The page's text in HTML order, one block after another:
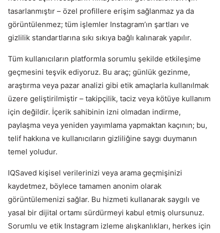
tasarlanmıştır – özel profillere erişim sağlanmaz ya da
görüntülenmez; tüm işlemler Instagram’ın şartları ve
gizlilik standartlarına sıkı sıkıya bağlı kalınarak yapılır.
Tüm kullanıcıların platformla sorumlu şekilde etkileşime
geçmesini teşvik ediyoruz. Bu araç; günlük gezinme,
araştırma veya pazar analizi gibi etik amaçlarla kullanılmak
üzere geliştirilmiştir – takipçilik, taciz veya kötüye kullanım
için değildir. İçerik sahibinin izni olmadan indirme,
paylaşma veya yeniden yayımlama yapmaktan kaçının; bu,
telif hakkına ve kullanıcıların gizliliğine saygı duymanın
temel yoludur.
IQSaved kişisel verilerinizi veya arama geçmişinizi
kaydetmez, böylece tamamen anonim olarak
görüntülemenizi sağlar. Bu hizmeti kullanarak saygılı ve
yasal bir dijital ortamı sürdürmeyi kabul etmiş olursunuz.
Sorumlu ve etik Instagram izleme alışkanlıkları, herkes için